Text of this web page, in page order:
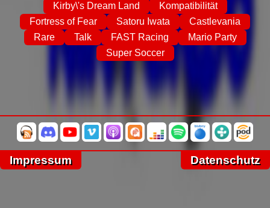
Kirby\'s Dream Land
Kompatibilität
Fortress of Fear
Satoru Iwata
Castlevania
Rare
Talk FAST Racing
Mario Party
Super Soccer
Impressum Datenschutz